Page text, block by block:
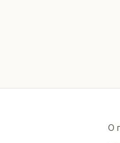
О